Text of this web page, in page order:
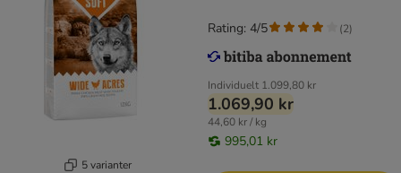
5 varianter
Individuelt 1.099,80 kr
1.069,90 kr
44,60 kr / kg
995,01 kr
Rating: 4/5 (2)